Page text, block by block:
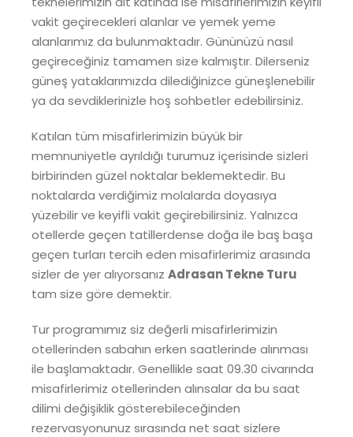
vakit geçirecekleri alanlar ve yemek yeme
alanlarımız da bulunmaktadır. Gününüzü nasıl
geçireceğiniz tamamen size kalmıştır. Dilerseniz
güneş yataklarımızda dilediğinizce güneşlenebilir
ya da sevdiklerinizle hoş sohbetler edebilirsiniz.
Katılan tüm misafirlerimizin büyük bir
memnuniyetle ayrıldığı turumuz içerisinde sizleri
birbirinden güzel noktalar beklemektedir. Bu
noktalarda verdiğimiz molalarda doyasıya
yüzebilir ve keyifli vakit geçirebilirsiniz. Yalnızca
otellerde geçen tatillerdense doğa ile baş başa
geçen turları tercih eden misafirlerimiz arasında
sizler de yer alıyorsanız Adrasan Tekne Turu
tam size göre demektir.
Tur programımız siz değerli misafirlerimizin
otellerinden sabahın erken saatlerinde alınması
ile başlamaktadır. Genellikle saat 09.30 civarında
misafirlerimiz otellerinden alınsalar da bu saat
dilimi değişiklik gösterebileceğinden
rezervasyonunuz sırasında net saat sizlere